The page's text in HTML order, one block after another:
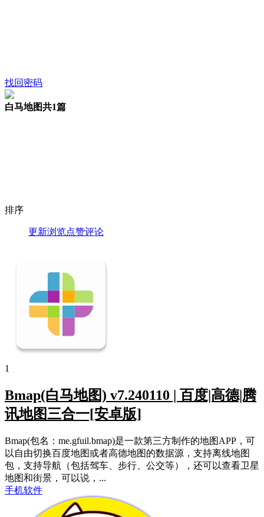
找回密码
白马地图共1篇
排序
更新浏览点赞评论
1
Bmap(白马地图) v7.240110 | 百度|高德|腾
讯地图三合一[安卓版]
Bmap(包名：me.gfuil.bmap)是一款第三方制作的地图APP，可
以自由切换百度地图或者高德地图的数据源，支持离线地图
包，支持导航（包括驾车、步行、公交等），还可以查看卫星
地图和街景，可以说，...
手机软件